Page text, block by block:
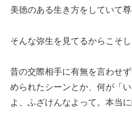
美徳のある生き方をしていて尊
そんな弥生を見てるからこそ
昔の交際相手に有無を言わせ
められたシーンとか、何が「
よ、ふざけんなよって。本当に